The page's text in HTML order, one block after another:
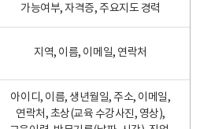
가능여부, 자격증, 주요지도 경력
지역, 이름, 이메일, 연락처
아이디, 이름, 생년월일, 주소, 이메일,
연락처, 초상(교육 수강사진, 영상),